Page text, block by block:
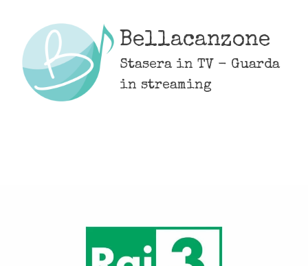
content
Bellacanzone
Stasera in TV - Guarda
in streaming